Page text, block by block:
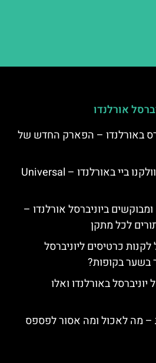
אורלנדו
באורלנדו – הפארק החדש של
פארק המים יוניברסל וולקנו ביי באורלנדו – Universal
ביוניברסל אורלנדו –
לכל מתקן
כרטיסים ליוניברסל
בשער בקופות?
של יוניברסל באורלנדו ואלו
– מה לאכול ומה אסור לפספס